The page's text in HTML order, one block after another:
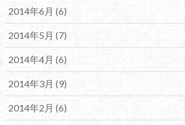
2014年6月 (6)
2014年5月 (7)
2014年4月 (6)
2014年3月 (9)
2014年2月 (6)